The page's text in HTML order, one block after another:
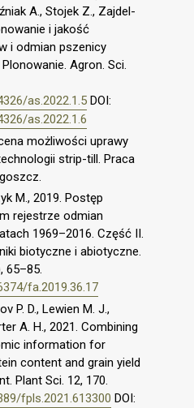
A., Stojek Z., Zajdel-
i jakość
i odmian pszenicy
Agron. Sci.
as.2022.1.5 DOI:
as.2022.1.6
możliwości uprawy
strip-till. Praca
M., 2019. Postęp
rejestrze odmian
1969–2016. Część II.
biotyczne i abiotyczne.
65–85.
fa.2019.36.17
P. D., Lewien M. J.,
A. H., 2021. Combining
information for
content and grain yield
Plant Sci. 12, 170.
fpls.2021.613300 DOI: